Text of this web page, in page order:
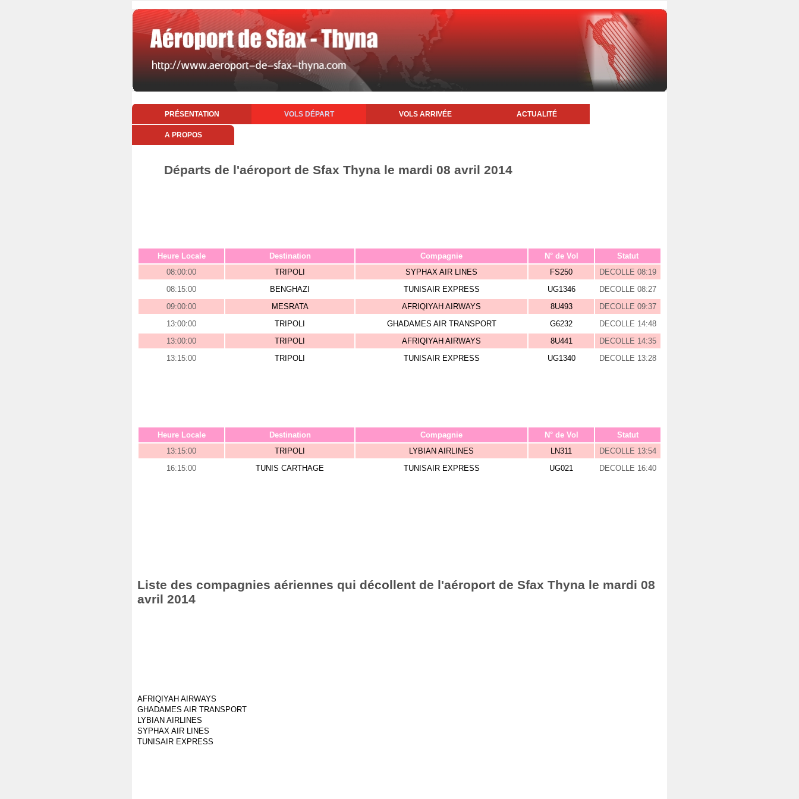
PRÉSENTATION VOLS DÉPART VOLS ARRIVÉE ACTUALITÉ
A PROPOS
Départs de l'aéroport de Sfax Thyna le mardi 08 avril 2014
Heure Locale Destination Compagnie N° de Vol
Statut
08:00:00
TRIPOLI SYPHAX AIR LINES FS250
DECOLLE 08:19
08:15:00
BENGHAZI TUNISAIR EXPRESS UG1346
DECOLLE 08:27
09:00:00
MESRATA AFRIQIYAH AIRWAYS 8U493
DECOLLE 09:37
13:00:00
TRIPOLI GHADAMES AIR TRANSPORT G6232
DECOLLE 14:48
13:00:00
TRIPOLI AFRIQIYAH AIRWAYS 8U441
DECOLLE 14:35
13:15:00
TRIPOLI TUNISAIR EXPRESS UG1340 DECOLLE 13:28
Heure Locale Destination Compagnie N° de Vol
Statut
13:15:00
TRIPOLI LYBIAN AIRLINES LN311
DECOLLE 13:54
16:15:00
TUNIS CARTHAGE TUNISAIR EXPRESS UG021 DECOLLE 16:40
Liste des compagnies aériennes qui décollent de l'aéroport de Sfax Thyna le mardi 08
avril 2014
AFRIQIYAH AIRWAYS
GHADAMES AIR TRANSPORT
LYBIAN AIRLINES
SYPHAX AIR LINES
TUNISAIR EXPRESS